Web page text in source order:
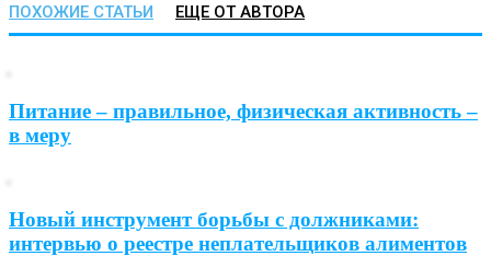
ПОХОЖИЕ СТАТЬИ ЕЩЕ ОТ АВТОРА
Питание – правильное, физическая активность –
в меру
Новый инструмент борьбы с должниками:
интервью о реестре неплательщиков алиментов